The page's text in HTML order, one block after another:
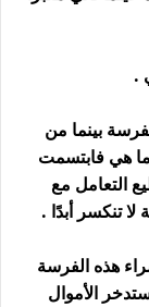
.
بينما من
هي فابتسمت
التعامل مع
تنكسر أبدًا .
هذه الفرسة
الأموال